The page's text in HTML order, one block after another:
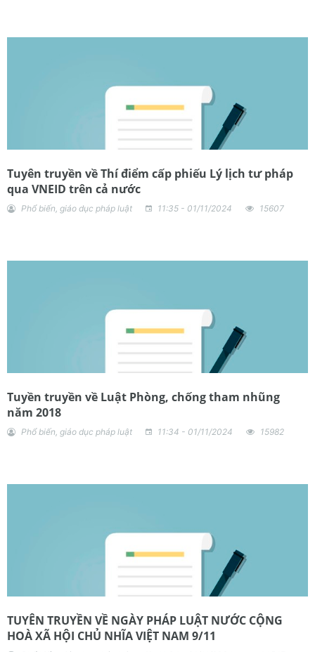
Tuyên truyền về Thí điểm cấp phiếu Lý lịch tư pháp
qua VNEID trên cả nước
Phổ biến, giáo dục pháp luật 11:35 - 01/11/2024 15607
Tuyền truyền về Luật Phòng, chống tham nhũng
năm 2018
Phổ biến, giáo dục pháp luật 11:34 - 01/11/2024 15982
TUYÊN TRUYỀN VỀ NGÀY PHÁP LUẬT NƯỚC CỘNG
HOÀ XÃ HỘI CHỦ NHĨA VIỆT NAM 9/11